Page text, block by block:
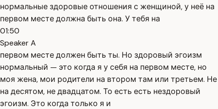
нормальные здоровые отношения с женщиной, у неё на
первом месте должна быть она. У тебя на
01:50
Speaker A
первом месте должен быть ты. Но здоровый эгоизм
нормальный — это когда я у себя на первом месте, но
моя жена, мои родители на втором там или третьем. Не
на десятом, не двадцатом. То есть есть нездоровый
эгоизм. Это когда только я и